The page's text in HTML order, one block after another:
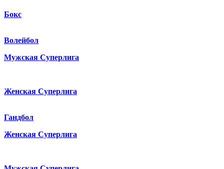
Бокс
Волейбол
Мужская Суперлига
Женская Суперлига
Гандбол
Женская Суперлига